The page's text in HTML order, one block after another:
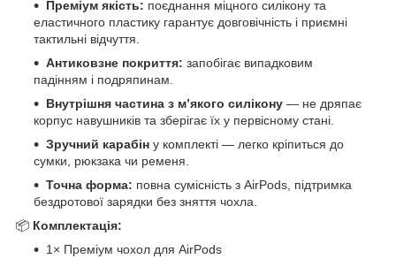
Преміум якість: поєднання міцного силікону та
еластичного пластику гарантує довговічність і приємні
тактильні відчуття.
Антиковзне покриття: запобігає випадковим
падінням і подряпинам.
Внутрішня частина з м’якого силікону — не дряпає
корпус навушників та зберігає їх у первісному стані.
Зручний карабін у комплекті — легко кріпиться до
сумки, рюкзака чи ременя.
Точна форма: повна сумісність з AirPods, підтримка
бездротової зарядки без зняття чохла.
📦 Комплектація:
1× Преміум чохол для AirPods